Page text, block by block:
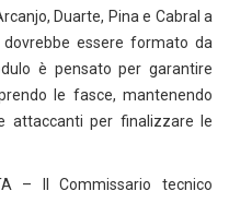
Duarte, Pina e Cabral a
essere formato da
è pensato per garantire
le fasce, mantenendo
attaccanti per finalizzare le
– Il Commissario tecnico